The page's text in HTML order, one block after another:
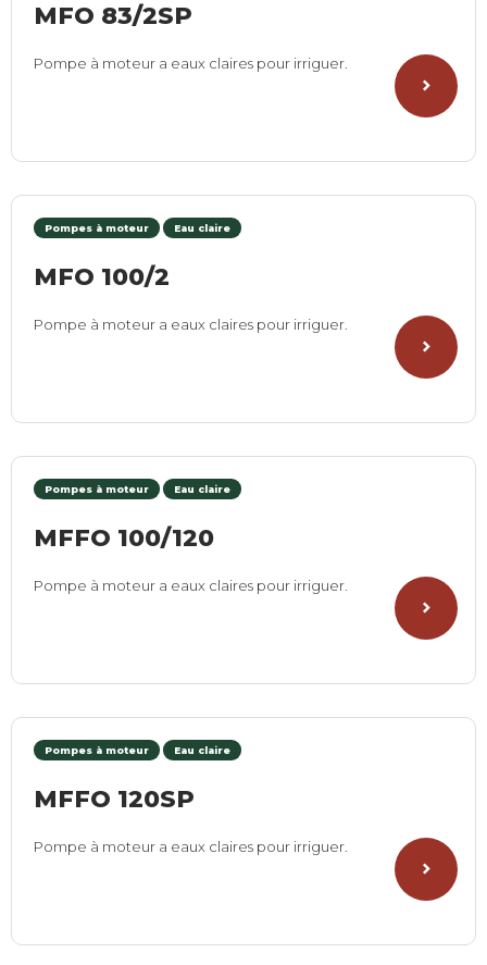
MFO 83/2SP
Pompe à moteur a eaux claires pour irriguer.
Pompes à moteur Eau claire
MFO 100/2
Pompe à moteur a eaux claires pour irriguer.
Pompes à moteur Eau claire
MFFO 100/120
Pompe à moteur a eaux claires pour irriguer.
Pompes à moteur Eau claire
MFFO 120SP
Pompe à moteur a eaux claires pour irriguer.